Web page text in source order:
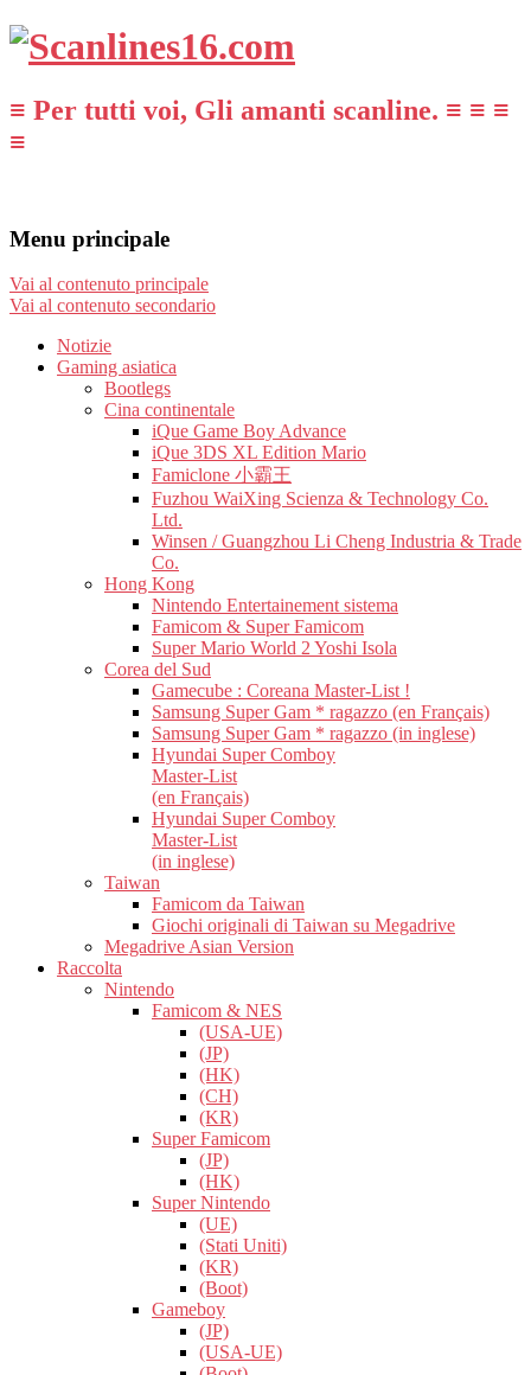
≡ Per tutti voi, Gli amanti scanline. ≡ ≡ ≡
≡
Menu principale
Vai al contenuto principale
Vai al contenuto secondario
Notizie
Gaming asiatica
Bootlegs
Cina continentale
iQue Game Boy Advance
iQue 3DS XL Edition Mario
Famiclone 小霸王
Fuzhou WaiXing Scienza & Technology Co.
Ltd.
Winsen / Guangzhou Li Cheng Industria & Trade
Co.
Hong Kong
Nintendo Entertainement sistema
Famicom & Super Famicom
Super Mario World 2 Yoshi Isola
Corea del Sud
Gamecube : Coreana Master-List !
Samsung Super Gam * ragazzo (en Français)
Samsung Super Gam * ragazzo (in inglese)
Hyundai Super Comboy
Master-List
(en Français)
Hyundai Super Comboy
Master-List
(in inglese)
Taiwan
Famicom da Taiwan
Giochi originali di Taiwan su Megadrive
Megadrive Asian Version
Raccolta
Nintendo
Famicom & NES
(USA-UE)
(JP)
(HK)
(CH)
(KR)
Super Famicom
(JP)
(HK)
Super Nintendo
(UE)
(Stati Uniti)
(KR)
(Boot)
Gameboy
(JP)
(USA-UE)